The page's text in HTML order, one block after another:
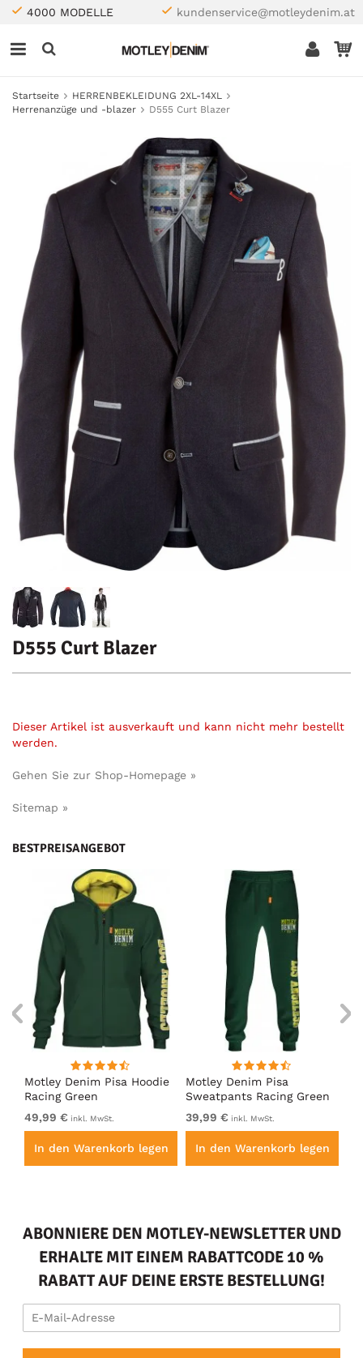
4000 MODELLE kundenservice@motleydenim.at
Startseite
HERRENBEKLEIDUNG 2XL-14XL
Herrenanzüge und -blazer
D555 Curt Blazer
D555 Curt Blazer
Dieser Artikel ist ausverkauft und kann nicht mehr bestellt
werden.
Gehen Sie zur Shop-Homepage »
Sitemap »
BESTPREISANGEBOT
Motley Denim Pisa Hoodie
Racing Green
49,99 € inkl. MwSt.
In den Warenkorb legen
Motley Denim Pisa
Sweatpants Racing Green
39,99 € inkl. MwSt.
In den Warenkorb legen
ABONNIERE DEN MOTLEY-NEWSLETTER UND
ERHALTE MIT EINEM RABATTCODE 10 %
RABATT AUF DEINE ERSTE BESTELLUNG!